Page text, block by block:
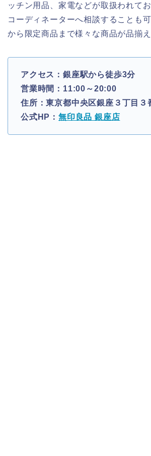
ッチン用品、家電などが取扱われて
コーディネーターへ相談することも
から限定商品まで様々な商品が品揃
アクセス：銀座駅から徒歩3分
営業時間：11:00～20:00
住所：東京都中央区銀座３丁目３
公式HP： 無印良品 銀座店